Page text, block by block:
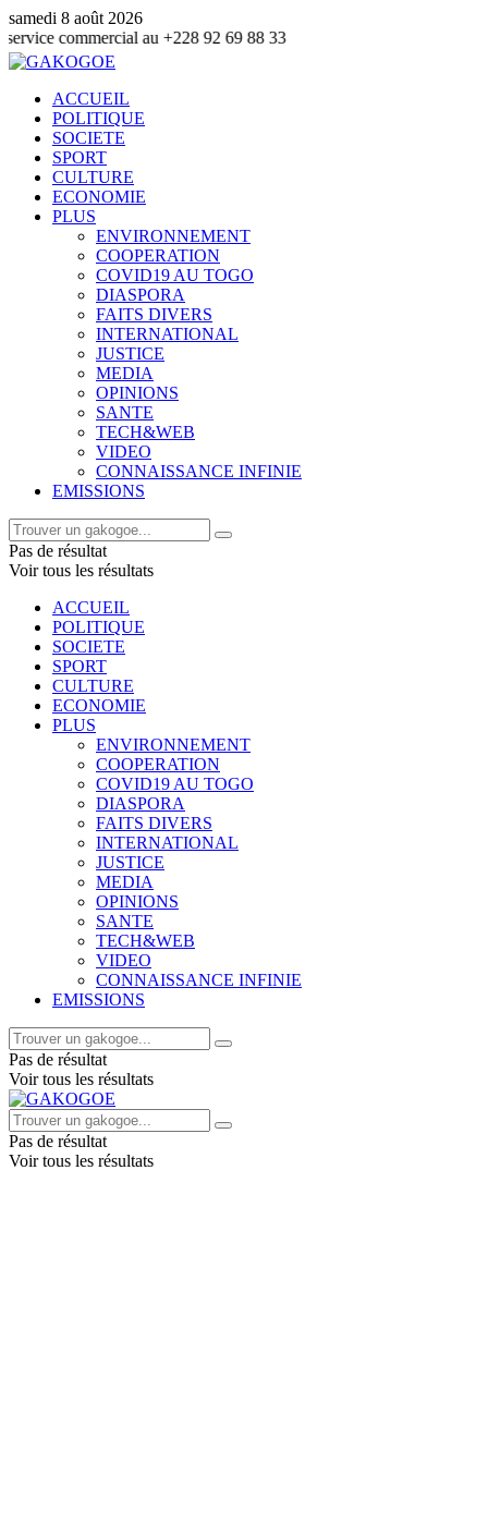
samedi 8 août 2026
au +228 92 69 88 33
ACCUEIL
POLITIQUE
SOCIETE
SPORT
CULTURE
ECONOMIE
PLUS
ENVIRONNEMENT
COOPERATION
COVID19 AU TOGO
DIASPORA
FAITS DIVERS
INTERNATIONAL
JUSTICE
MEDIA
OPINIONS
SANTE
TECH&WEB
VIDEO
CONNAISSANCE INFINIE
EMISSIONS
Pas de résultat
Voir tous les résultats
ACCUEIL
POLITIQUE
SOCIETE
SPORT
CULTURE
ECONOMIE
PLUS
ENVIRONNEMENT
COOPERATION
COVID19 AU TOGO
DIASPORA
FAITS DIVERS
INTERNATIONAL
JUSTICE
MEDIA
OPINIONS
SANTE
TECH&WEB
VIDEO
CONNAISSANCE INFINIE
EMISSIONS
Pas de résultat
Voir tous les résultats
Pas de résultat
Voir tous les résultats